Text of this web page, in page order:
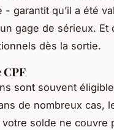
garantit qu’il a été
gage de sérieux.
dès la sortie.
sont souvent
de nombreux cas,
solde ne couvre